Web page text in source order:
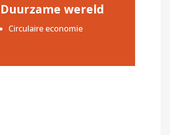
Duurzame wereld
Circulaire economie